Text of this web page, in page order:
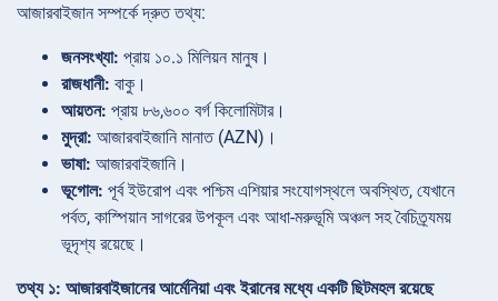
আজারবাইজান সম্পর্কে দ্রুত তথ্য:
জনসংখ্যা: প্রায় ১০.১ মিলিয়ন মানুষ।
রাজধানী: বাকু।
আয়তন: প্রায় ৮৬,৬০০ বর্গ কিলোমিটার।
মুদ্রা: আজারবাইজানি মানাত (AZN)।
ভাষা: আজারবাইজানি।
ভূগোল: পূর্ব ইউরোপ এবং পশ্চিম এশিয়ার সংযোগস্থলে অবস্থিত, যেখানে
পর্বত, কাস্পিয়ান সাগরের উপকূল এবং আধা-মরুভূমি অঞ্চল সহ বৈচিত্র্যময়
ভূদৃশ্য রয়েছে।
তথ্য ১: আজারবাইজানের আর্মেনিয়া এবং ইরানের মধ্যে একটি ছিটমহল রয়েছে